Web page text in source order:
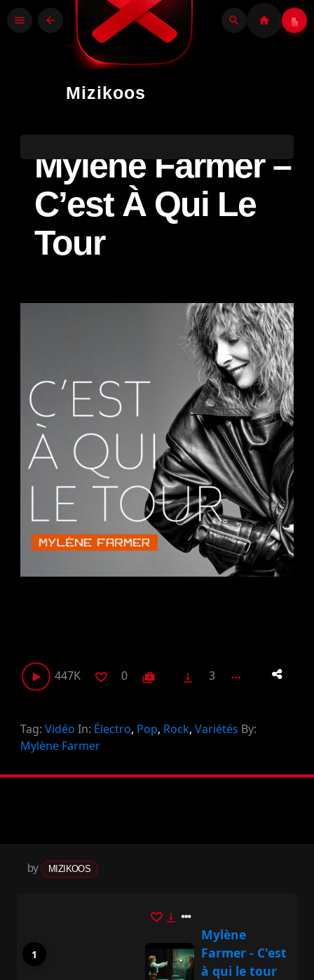
menu arrow_back
Mizikoos
search home
Mylène Farmer –
C’est À Qui Le
Tour
447K 0 shop_two vertical_align_bottom 3 more_horiz
Tag: Vidéo In: Électro, Pop, Rock, Variétés By:
Mylène Farmer
by MIZIKOOS
vertical_align_bottom
Mylène
Farmer - C'est
à qui le tour